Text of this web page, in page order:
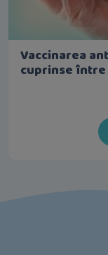
Vaccinarea
cuprinse între